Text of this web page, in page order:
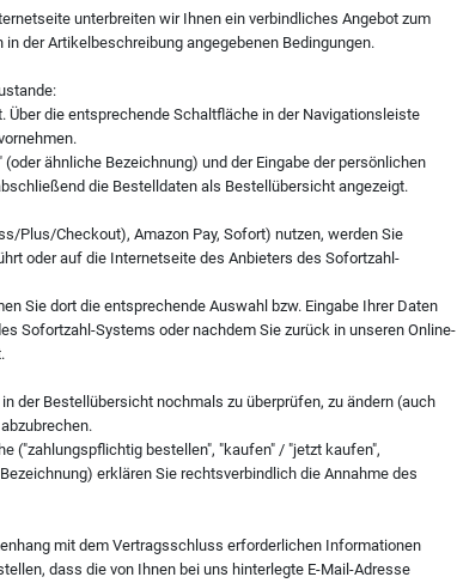
unterbreiten wir Ihnen ein verbindliches Angebot zum
der Artikelbeschreibung angegebenen Bedingungen.
die entsprechende Schaltfläche in der Navigationsleiste
ähnliche Bezeichnung) und der Eingabe der persönlichen
die Bestelldaten als Bestellübersicht angezeigt.
Plus/Checkout), Amazon Pay, Sofort) nutzen, werden Sie
oder auf die Internetseite des Anbieters des Sofortzahl-
Sie dort die entsprechende Auswahl bzw. Eingabe Ihrer Daten
Sofortzahl-Systems oder nachdem Sie zurück in unseren Online-
der Bestellübersicht nochmals zu überprüfen, zu ändern (auch
("zahlungspflichtig bestellen", "kaufen" / "jetzt kaufen",
erklären Sie rechtsverbindlich die Annahme des
mit dem Vertragsschluss erforderlichen Informationen
dass die von Ihnen bei uns hinterlegte E-Mail-Adresse